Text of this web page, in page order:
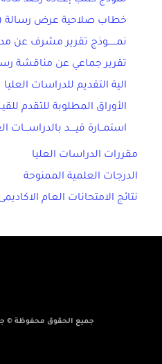
خطاب صلاحية عرض رسالة (
نمــــــوذج تقرير مشرف عن
تقرير جماعي عن مناقشة
الية التقديم للدراسات العليا
الأوراق المطلوبة للتقدم
استمــارة قيــــد بالدراســـات
مقررات الدراسات العليا
الدرجات العلمية الممنوحة
نتائج الامتحانات العام الاكاديمى 2018/
جميع الحقوق محفوظة ©